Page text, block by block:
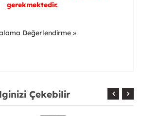
gerekmektedir.
Değerlendirme »
Çekebilir